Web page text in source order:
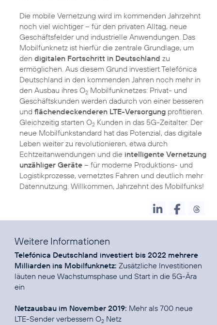
Die mobile Vernetzung wird im kommenden Jahrzehnt
noch viel wichtiger – für den privaten Alltag, neue
Geschäftsfelder und industrielle Anwendungen. Das
Mobilfunknetz ist hierfür die zentrale Grundlage, um
den digitalen Fortschritt in Deutschland zu
ermöglichen. Aus diesem Grund investiert Telefónica
Deutschland in den kommenden Jahren noch mehr in
den Ausbau ihres O2 Mobilfunknetzes: Privat- und
Geschäftskunden werden dadurch von einer besseren
und flächendeckenderen LTE-Versorgung profitieren.
Gleichzeitig starten O2 Kunden in das 5G-Zeitalter. Der
neue Mobilfunkstandard hat das Potenzial, das digitale
Leben weiter zu revolutionieren, etwa durch
Echtzeitanwendungen und die intelligente Vernetzung
unzähliger Geräte – für moderne Produktions- und
Logistikprozesse, vernetztes Fahren und deutlich mehr
Datennutzung. Willkommen, Jahrzehnt des Mobilfunks!
Weitere Informationen
Telefónica Deutschland investiert bis 2022 mehrere
Milliarden ins Mobilfunknetz: Zusätzliche Investitionen
läuten neue Wachstumsphase und Start in die 5G-Ära
ein
Netzausbau im November 2019: Mehr als 700 neue
LTE-Sender verbessern O2 Netz